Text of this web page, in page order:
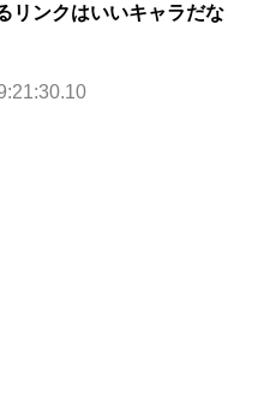
リンクはいいキャラだな